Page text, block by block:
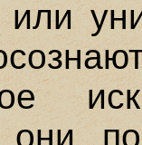
или
они